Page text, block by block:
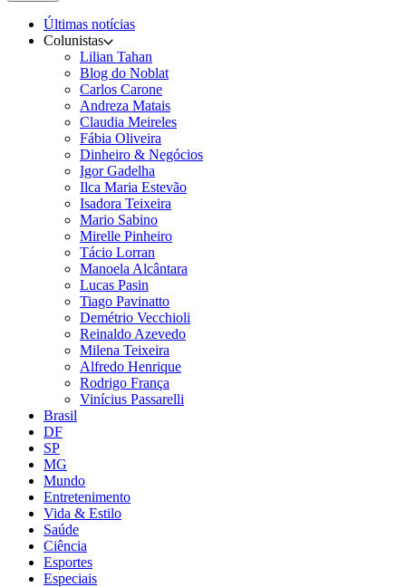
Últimas notícias
Colunistas
Lilian Tahan
Blog do Noblat
Carlos Carone
Andreza Matais
Claudia Meireles
Fábia Oliveira
Dinheiro & Negócios
Igor Gadelha
Ilca Maria Estevão
Isadora Teixeira
Mario Sabino
Mirelle Pinheiro
Tácio Lorran
Manoela Alcântara
Lucas Pasin
Tiago Pavinatto
Demétrio Vecchioli
Reinaldo Azevedo
Milena Teixeira
Alfredo Henrique
Rodrigo França
Vinícius Passarelli
Brasil
DF
SP
MG
Mundo
Entretenimento
Vida & Estilo
Saúde
Ciência
Esportes
Especiais